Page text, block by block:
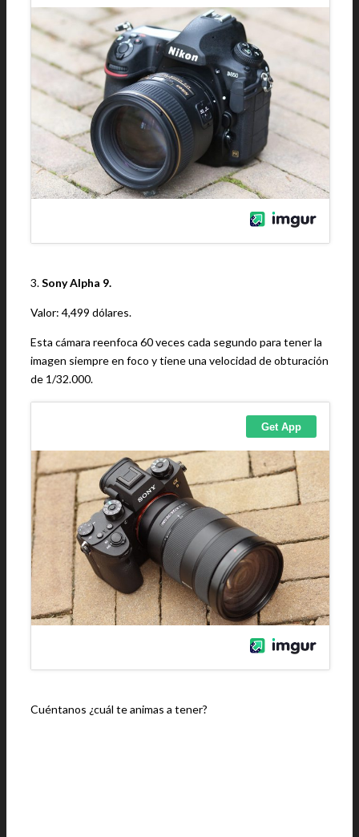
3.Sony Alpha 9.
Valor: 4,499 dólares.
Esta cámara reenfoca 60 veces cada segundo para tener la
imagen siempre en foco y tiene una velocidad de obturación
de 1/32.000.
Cuéntanos ¿cuál te animas a tener?